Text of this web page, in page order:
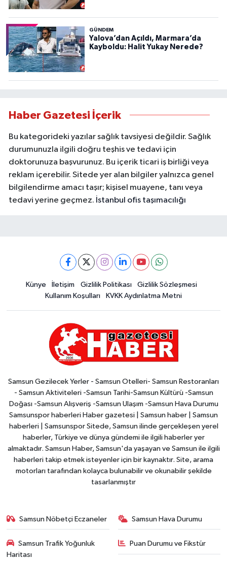
GÜNDEM
Yalova’dan Açıldı, Marmara’da
Kayboldu: Halit Yukay Nerede?
Haber Gazetesi İçerik
Bu kategorideki yazılar sağlık tavsiyesi değildir. Sağlık
durumunuzla ilgili doğru teşhis ve tedavi için
doktorunuza başvurunuz. Bu içerik ticari iş birliği veya
reklam içerebilir. Sitede yer alan bilgiler yalnızca genel
bilgilendirme amacı taşır; kişisel muayene, tanı veya
tedavi yerine geçmez. İstanbul ofis taşımacılığı
Künye İletişim Gizlilik Politikası
Gizlilik Sözleşmesi
Kullanım Koşulları
KVKK Aydınlatma Metni
Samsun Gezilecek Yerler - Samsun Otelleri- Samsun Restoranları
- Samsun Aktiviteleri -Samsun Tarihi-Samsun Kültürü -Samsun
Doğası -Samsun Alışveriş -Samsun Ulaşım -Samsun Hava Durumu
Samsunspor haberleri Haber gazetesi | Samsun haber | Samsun
haberleri | Samsunspor Sitede, Samsun ilinde gerçekleşen yerel
haberler, Türkiye ve dünya gündemi ile ilgili haberler yer
almaktadır. Samsun Haber, Samsun'da yaşayan ve Samsun ile ilgili
haberleri takip etmek isteyenler için bir kaynaktır. Site, arama
motorları tarafından kolayca bulunabilir ve okunabilir şekilde
tasarlanmıştır
Samsun Nöbetçi Eczaneler Samsun Hava Durumu
Samsun Trafik Yoğunluk
Haritası
Puan Durumu ve Fikstür